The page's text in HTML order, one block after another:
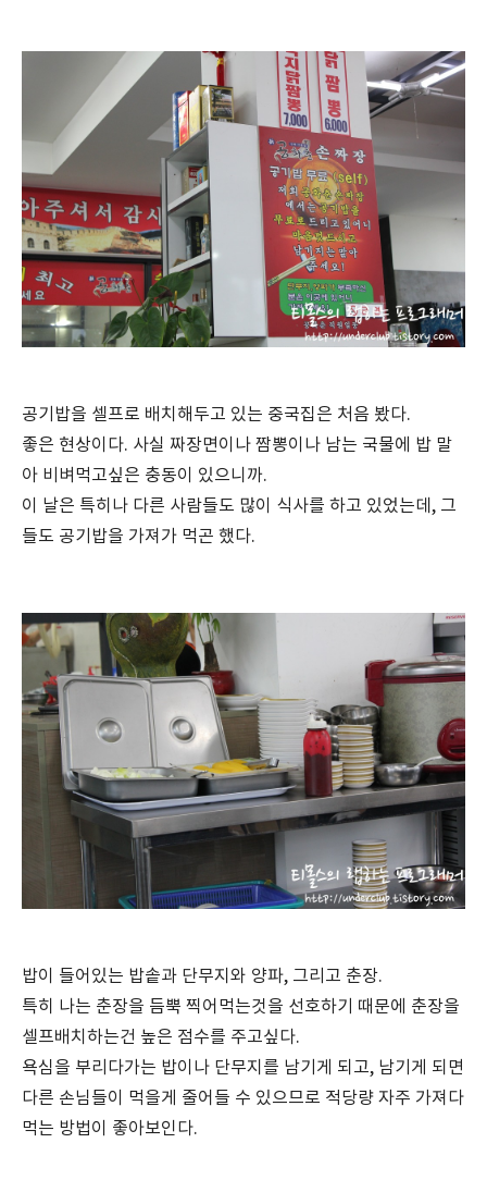
공기밥을 셀프로 배치해두고 있는 중국집은 처음 봤다.
좋은 현상이다. 사실 짜장면이나 짬뽕이나 남는 국물에 밥 말
아 비벼먹고싶은 충동이 있으니까.
이 날은 특히나 다른 사람들도 많이 식사를 하고 있었는데, 그
들도 공기밥을 가져가 먹곤 했다.
밥이 들어있는 밥솥과 단무지와 양파, 그리고 춘장.
특히 나는 춘장을 듬뿍 찍어먹는것을 선호하기 때문에 춘장을
셀프배치하는건 높은 점수를 주고싶다.
욕심을 부리다가는 밥이나 단무지를 남기게 되고, 남기게 되면
다른 손님들이 먹을게 줄어들 수 있으므로 적당량 자주 가져다
먹는 방법이 좋아보인다.